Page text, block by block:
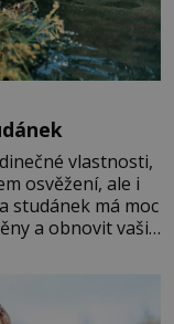
vlastnosti,
osvěžení, ale i
studánek má moc
a obnovit vaši
svého života